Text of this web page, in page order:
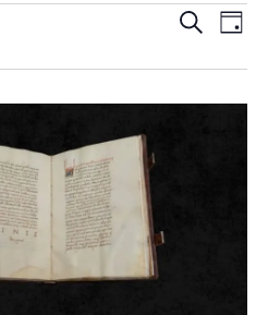
e
Procurar
do
Dia